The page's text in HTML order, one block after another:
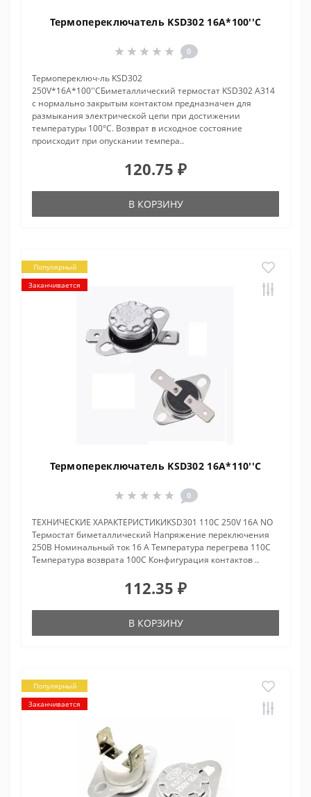
Термопереключатель KSD302 16A*100''C
0
Термопереключ-ль KSD302
250V*16A*100''CБиметаллический термостат KSD302 A314
с нормально закрытым контактом предназначен для
размыкания электрической цепи при достижении
температуры 100°С. Возврат в исходное состояние
происходит при опускании темпера..
120.75 ₽
В КОРЗИНУ
Популярный
Заканчивается
Термопереключатель KSD302 16A*110''C
0
ТЕХНИЧЕСКИЕ ХАРАКТЕРИСТИКИKSD301 110C 250V 16A NO
Термостат биметаллический Напряжение переключения
250В Номинальный ток 16 А Температура перегрева 110С
Температура возврата 100С Конфигурация контактов ..
112.35 ₽
В КОРЗИНУ
Популярный
Заканчивается